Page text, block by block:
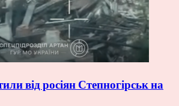
від росіян Степногірськ на